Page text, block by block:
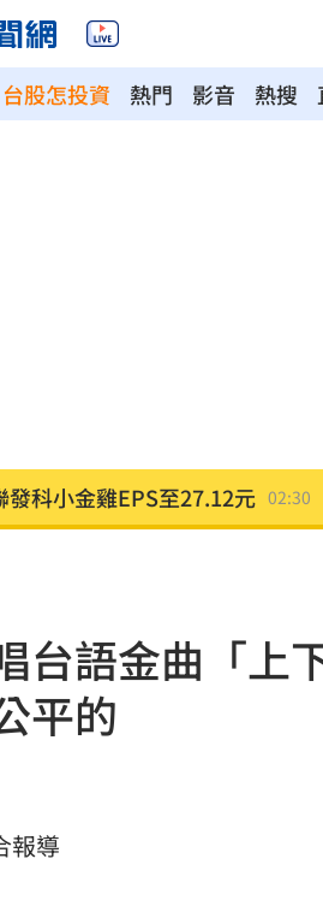
台股怎投資 熱門 影音 熱搜
測《時代》驚揭1真相 02:10
！藍昔嗆擋疫苗網朝聖
者 上半年EPS衝2.58元 01:30
最快要等到9月才回穩
聯寶訂單看到2027年
大關 2關鍵看AI產業發展
台語金曲「
平的
報導